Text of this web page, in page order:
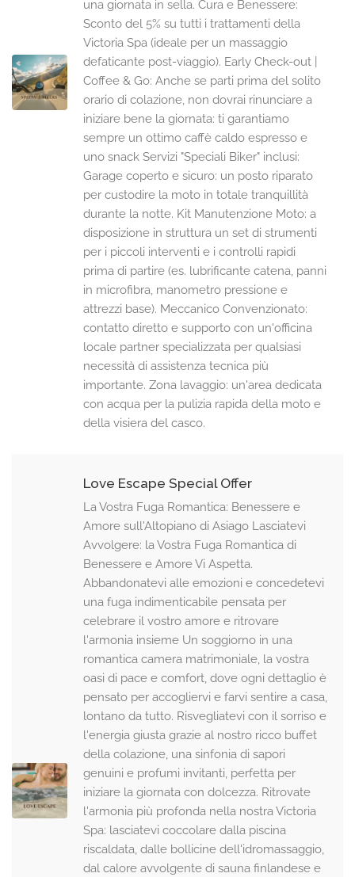
una giornata in sella. Cura e Benessere:
Sconto del 5% su tutti i trattamenti della
Victoria Spa (ideale per un massaggio
defaticante post-viaggio). Early Check-out |
Coffee & Go: Anche se parti prima del solito
orario di colazione, non dovrai rinunciare a
iniziare bene la giornata: ti garantiamo
sempre un ottimo caffè caldo espresso e
uno snack Servizi "Speciali Biker" inclusi:
Garage coperto e sicuro: un posto riparato
per custodire la moto in totale tranquillità
durante la notte. Kit Manutenzione Moto: a
disposizione in struttura un set di strumenti
per i piccoli interventi e i controlli rapidi
prima di partire (es. lubrificante catena, panni
in microfibra, manometro pressione e
attrezzi base). Meccanico Convenzionato:
contatto diretto e supporto con un'officina
locale partner specializzata per qualsiasi
necessità di assistenza tecnica più
importante. Zona lavaggio: un'area dedicata
con acqua per la pulizia rapida della moto e
della visiera del casco.
Love Escape Special Offer
La Vostra Fuga Romantica: Benessere e
Amore sull'Altopiano di Asiago Lasciatevi
Avvolgere: la Vostra Fuga Romantica di
Benessere e Amore Vi Aspetta.
Abbandonatevi alle emozioni e concedetevi
una fuga indimenticabile pensata per
celebrare il vostro amore e ritrovare
l'armonia insieme Un soggiorno in una
romantica camera matrimoniale, la vostra
oasi di pace e comfort, dove ogni dettaglio è
pensato per accogliervi e farvi sentire a casa,
lontano da tutto. Risvegliatevi con il sorriso e
l'energia giusta grazie al nostro ricco buffet
della colazione, una sinfonia di sapori
genuini e profumi invitanti, perfetta per
iniziare la giornata con dolcezza. Ritrovate
l'armonia più profonda nella nostra Victoria
Spa: lasciatevi coccolare dalla piscina
riscaldata, dalle bollicine dell'idromassaggio,
dal calore avvolgente di sauna finlandese e